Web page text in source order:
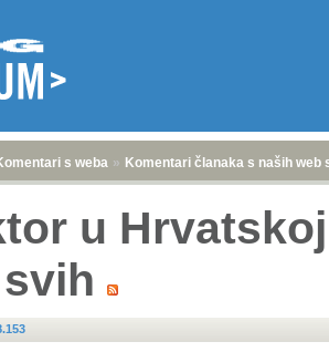
s weba » Komentari članaka s naših web
u